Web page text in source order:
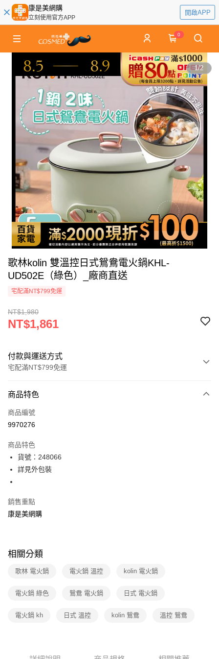
康是美網購
立刻使用官方APP
開啟APP
0
1/2
歌林kolin 雙溫控日式鴛鴦電火鍋KHL-
UD502E（綠色）_廠商直送
宅配滿NT$799免運
NT$1,980
NT$1,861
付款與運送方式
宅配滿NT$799免運
icash Pay
信用卡一次付款
LINE Pay
Apple Pay
悠遊付
運送方式
宅配-下單後3-5個工作天配送(不含預購品)，箱購品分箱出貨
商品特色
商品編號
9970276
商品特色
貨號：248066
詳見外包裝
銷售重點
康是美網購
相關分類
歌林 電火鍋 電火鍋 溫控 kolin 電火鍋
電火鍋 綠色 鴛鴦 電火鍋 日式 電火鍋
電火鍋 kh 日式 溫控 kolin 鴛鴦 溫控 鴛鴦